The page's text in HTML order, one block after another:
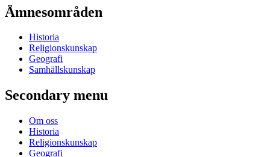
Ämnesområden
Historia
Religionskunskap
Geografi
Samhällskunskap
Secondary menu
Om oss
Historia
Religionskunskap
Geografi